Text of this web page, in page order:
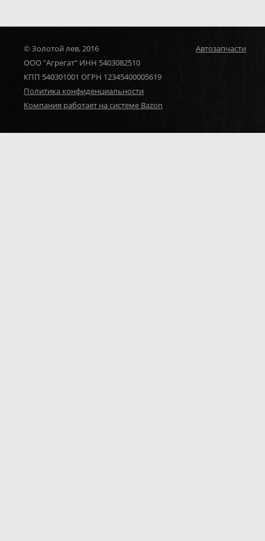
© Золотой лев, 2016
ООО "Агрегат" ИНН 5403082510
КПП 540301001 ОГРН 12345400005619
Политика конфиденциальности
Компания работает на системе Bazon
Автозапчасти